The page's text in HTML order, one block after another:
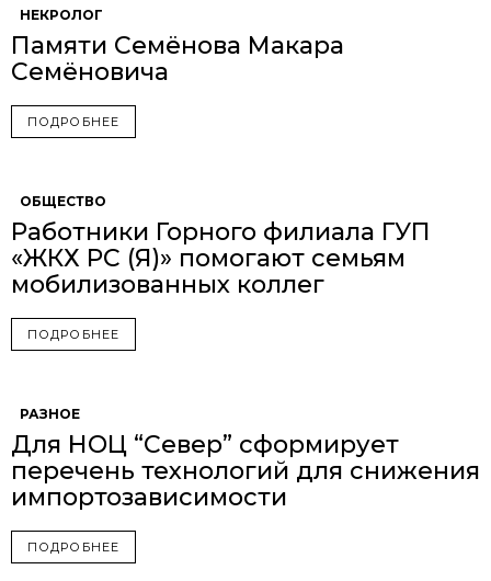
НЕКРОЛОГ
Памяти Семёнова Макара
Семёновича
ПОДРОБНЕЕ
ОБЩЕСТВО
Работники Горного филиала ГУП
«ЖКХ РС (Я)» помогают семьям
мобилизованных коллег
ПОДРОБНЕЕ
РАЗНОЕ
Для НОЦ “Север” сформирует
перечень технологий для снижения
импортозависимости
ПОДРОБНЕЕ